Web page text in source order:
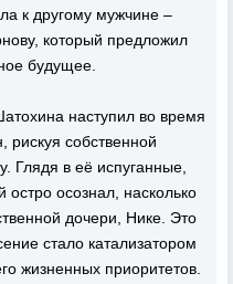
к другому мужчине –
который предложил
будущее.
наступил во время
рискуя собственной
Глядя в её испуганные,
осознал, насколько
дочери, Нике. Это
стало катализатором
жизненных приоритетов.